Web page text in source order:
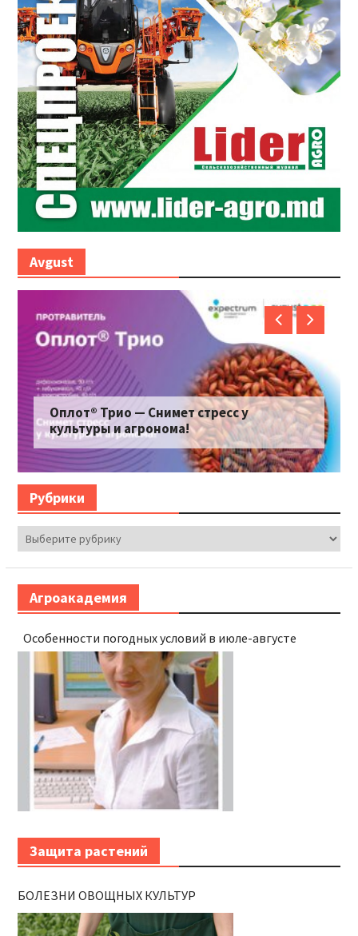
Avgust
Оплот® Трио — Снимет стресс у
культуры и агронома!
Рубрики
Рубрики
Агроакадемия
Особенности погодных условий в июле-августе
Защита растений
БОЛЕЗНИ ОВОЩНЫХ КУЛЬТУР